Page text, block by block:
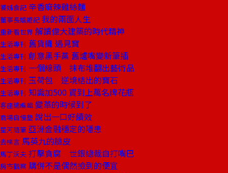
饕姊食記 辛香麻辣雞絲麵
董事長嬉遊記 我的兩面人生
重新看世界 解讀偉大建築的時代精神
生活專刊 舊貨攤 遇見寶
生活專刊 創意黑手黨 舊爐嘴變新筆插
生活專刊 一個線頭 抹布堆翻出藝術品
生活專刊 玉荷包 逆境結出的寶石
生活專刊 知識加500 買到上萬名牌花瓶
客座總編輯 變革的時候到了
商場自慢塾 說出一口好績效
星河隨筆 亞洲金融穩定的隱患
去梯言 馬英九的臉皮
馬丁沃夫 打擊貪腐 世銀總裁自打嘴巴
房市觀察 購併不是偶然撿到的便宜